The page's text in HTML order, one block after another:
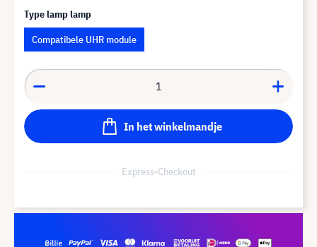
Type lamp lamp
Compatibele UHR module
In het winkelmandje
Express-Checkout